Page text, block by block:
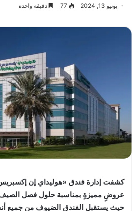
يونيو 13, 2024 77 دقيقة واحدة
كشفت إدارة فندق «هوليداي إن
عروضٍ مميزةٍ بمناسبة حلول فصل الصيف
حيث يستقبل الفندق الضيوف من جميع